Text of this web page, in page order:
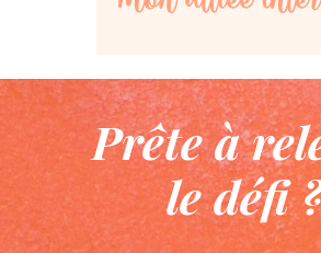
Prête à
le défi